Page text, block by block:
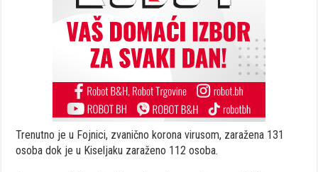
Trenutno je u Fojnici, zvanično korona virusom, zaražena 131
osoba dok je u Kiseljaku zaraženo 112 osoba.